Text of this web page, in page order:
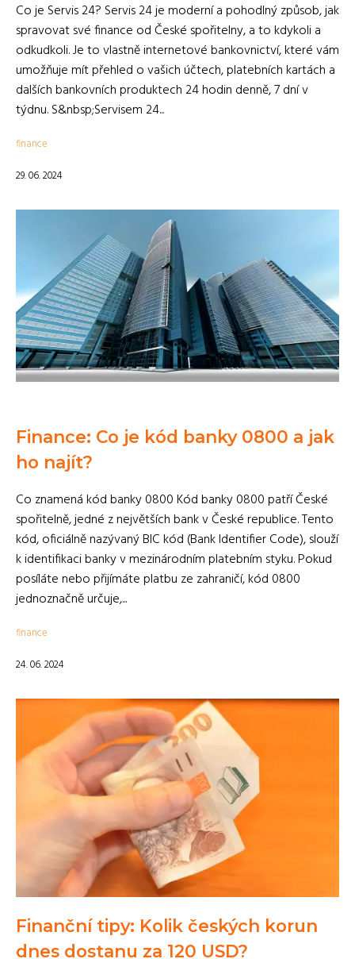
Co je Servis 24? Servis 24 je moderní a pohodlný způsob, jak
spravovat své finance od České spořitelny, a to kdykoli a
odkudkoli. Je to vlastně internetové bankovnictví, které vám
umožňuje mít přehled o vašich účtech, platebních kartách a
dalších bankovních produktech 24 hodin denně, 7 dní v
týdnu. S&nbsp;Servisem 24...
finance
29. 06. 2024
Finance: Co je kód banky 0800 a jak
ho najít?
Co znamená kód banky 0800 Kód banky 0800 patří České
spořitelně, jedné z největších bank v České republice. Tento
kód, oficiálně nazývaný BIC kód (Bank Identifier Code), slouží
k identifikaci banky v mezinárodním platebním styku. Pokud
posíláte nebo přijímáte platbu ze zahraničí, kód 0800
jednoznačně určuje,...
finance
24. 06. 2024
Finanční tipy: Kolik českých korun
dnes dostanu za 120 USD?